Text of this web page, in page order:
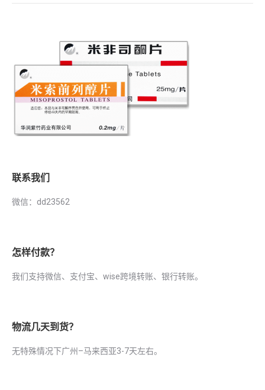
联系我们
微信：dd23562
怎样付款？
我们支持微信、支付宝、wise跨境转账、银行转账。
物流几天到货？
无特殊情况下广州–马来西亚3-7天左右。